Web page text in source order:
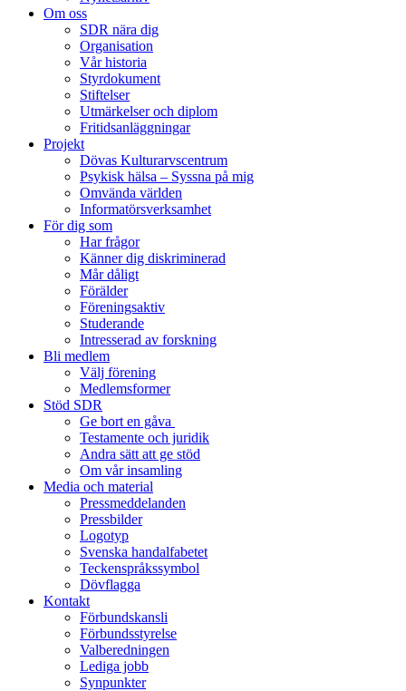
Om oss
SDR nära dig
Organisation
Vår historia
Styrdokument
Stiftelser
Utmärkelser och diplom
Fritidsanläggningar
Projekt
Dövas Kulturarvscentrum
Psykisk hälsa – Syssna på mig
Omvända världen
Informatörsverksamhet
För dig som
Har frågor
Känner dig diskriminerad
Mår dåligt
Förälder
Föreningsaktiv
Studerande
Intresserad av forskning
Bli medlem
Välj förening
Medlemsformer
Stöd SDR
Ge bort en gåva
Testamente och juridik
Andra sätt att ge stöd
Om vår insamling
Media och material
Pressmeddelanden
Pressbilder
Logotyp
Svenska handalfabetet
Teckenspråkssymbol
Dövflagga
Kontakt
Förbundskansli
Förbundsstyrelse
Valberedningen
Lediga jobb
Synpunkter